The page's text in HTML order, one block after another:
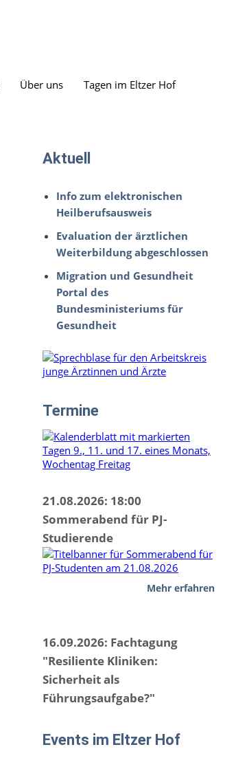
Über uns Tagen im Eltzer Hof
Aktuell
Info zum elektronischen
Heilberufsausweis
Evaluation der ärztlichen
Weiterbildung abgeschlossen
Migration und Gesundheit
Portal des
Bundesministeriums für
Gesundheit
Termine
21.08.2026: 18:00
Sommerabend für PJ-
Studierende
Mehr erfahren
16.09.2026: Fachtagung
"Resiliente Kliniken:
Sicherheit als
Führungsaufgabe?"
Events im Eltzer Hof